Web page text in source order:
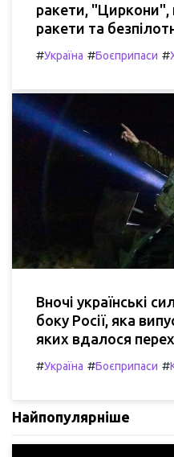
ракети, "Циркони",
ракети та
#Україна #Боєприпаси #
Вночі українські
боку Росії, яка
яких вдалося
#Україна #Боєприпаси #
Найпопулярніше